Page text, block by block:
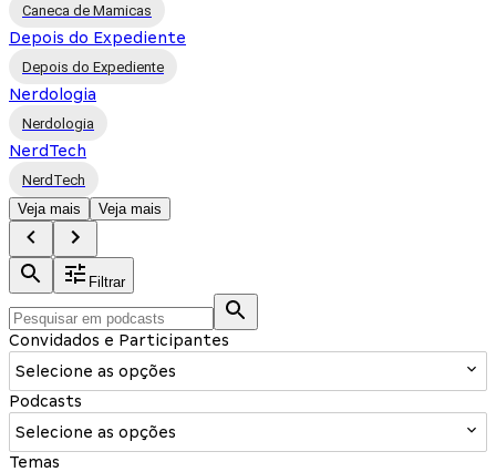
Caneca de Mamicas
Depois do Expediente
Depois do Expediente
Nerdologia
Nerdologia
NerdTech
NerdTech
Veja mais
Veja mais
Filtrar
Convidados e Participantes
Selecione as opções
Podcasts
Selecione as opções
Temas